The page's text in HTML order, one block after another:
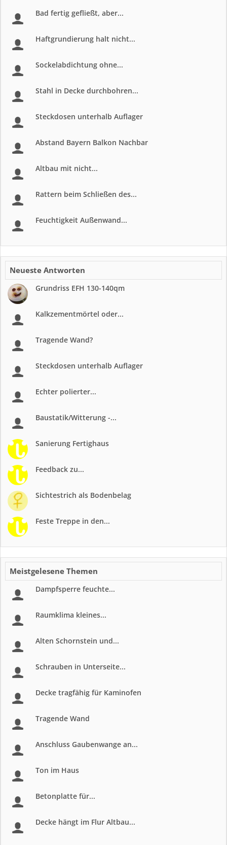
Bad fertig gefließt, aber...
Haftgrundierung halt nicht...
Sockelabdichtung ohne...
Stahl in Decke durchbohren...
Steckdosen unterhalb Auflager
Abstand Bayern Balkon Nachbar
Altbau mit nicht...
Rattern beim Schließen des...
Feuchtigkeit Außenwand...
Neueste Antworten
Grundriss EFH 130-140qm
Kalkzementmörtel oder...
Tragende Wand?
Steckdosen unterhalb Auflager
Echter polierter...
Baustatik/Witterung -...
Sanierung Fertighaus
Feedback zu...
Sichtestrich als Bodenbelag
Feste Treppe in den...
Meistgelesene Themen
Dampfsperre feuchte...
Raumklima kleines...
Alten Schornstein und...
Schrauben in Unterseite...
Decke tragfähig für Kaminofen
Tragende Wand
Anschluss Gaubenwange an...
Ton im Haus
Betonplatte für...
Decke hängt im Flur Altbau...